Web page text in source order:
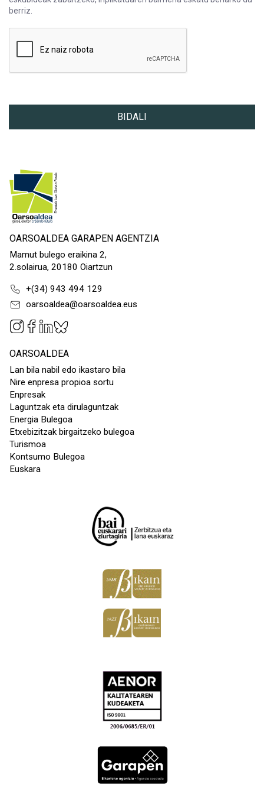
berriz.
BIDALI
OARSOALDEA GARAPEN AGENTZIA
Mamut bulego eraikina 2,
2.solairua, 20180 Oiartzun
+(34) 943 494 129
oarsoaldea@oarsoaldea.eus
OARSOALDEA
Lan bila nabil edo ikastaro bila
Nire enpresa propioa sortu
Enpresak
Laguntzak eta dirulaguntzak
Energia Bulegoa
Etxebizitzak birgaitzeko bulegoa
Turismoa
Kontsumo Bulegoa
Euskara